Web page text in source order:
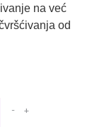
na već
od
- +